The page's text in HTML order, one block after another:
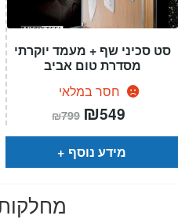
סט סכיני שף + מעמד יוקרתי
מסדרת טום אביב
חסר במלאי
₪799 המחיר
המקורי
היה:
₪799.
₪549
הוא:
מידע נוסף